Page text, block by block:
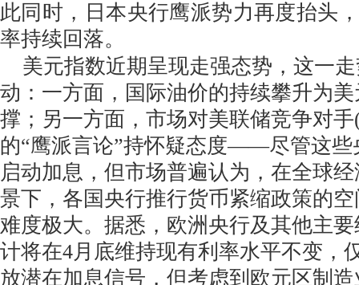
此同时，日本央行鹰派势力再度抬头
率持续回落。
美元指数近期呈现走强态势，这一
动：一方面，国际油价的持续攀升为
撑；另一方面，市场对美联储竞争对
的“鹰派言论”持怀疑态度——尽管这些
启动加息，但市场普遍认为，在全球
景下，各国央行推行货币紧缩政策的
难度极大。据悉，欧洲央行及其他主
计将在4月底维持现有利率水平不变，
放潜在加息信号，但考虑到欧元区制